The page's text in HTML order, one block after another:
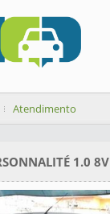
Atendimento
1.0 8V